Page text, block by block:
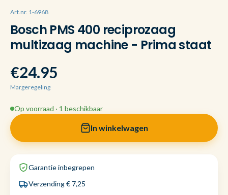
Art.nr. 1-6968
Bosch PMS 400 reciprozaag
multizaag machine - Prima staat
€24.95
Margeregeling
Op voorraad · 1 beschikbaar
In winkelwagen
Garantie inbegrepen
Verzending € 7,25